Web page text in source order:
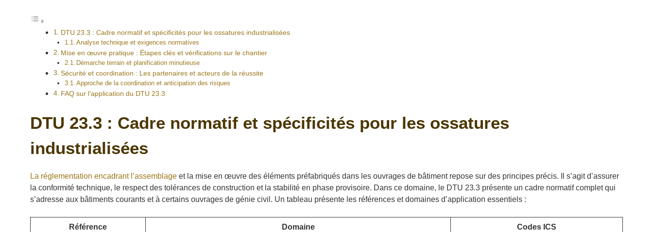
DTU 23.3 : Cadre normatif et spécificités pour les ossatures industrialisées
Analyse technique et exigences normatives
Mise en œuvre pratique : Étapes clés et vérifications sur le chantier
Démarche terrain et planification minutieuse
Sécurité et coordination : Les partenaires et acteurs de la réussite
Approche de la coordination et anticipation des risques
FAQ sur l’application du DTU 23.3
DTU 23.3 : Cadre normatif et spécificités pour les ossatures
industrialisées
La réglementation encadrant l’assemblage et la mise en œuvre des éléments préfabriqués dans les ouvrages de bâtiment repose sur des principes précis. Il s’agit d’assurer
la conformité technique, le respect des tolérances de construction et la stabilité en phase provisoire. Dans ce domaine, le DTU 23.3 présente un cadre normatif complet qui
s’adresse aux bâtiments courants et à certains ouvrages de génie civil. Un tableau présente les références et domaines d’application essentiels :
Référence Domaine Codes ICS